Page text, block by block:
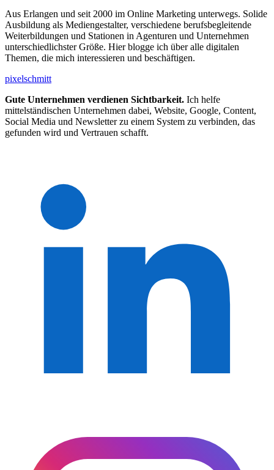
Aus Erlangen und seit 2000 im Online Marketing unterwegs. Solide
Ausbildung als Mediengestalter, verschiedene berufsbegleitende
Weiterbildungen und Stationen in Agenturen und Unternehmen
unterschiedlichster Größe. Hier blogge ich über alle digitalen
Themen, die mich interessieren und beschäftigen.
pixelschmitt
Gute Unternehmen verdienen Sichtbarkeit. Ich helfe
mittelständischen Unternehmen dabei, Website, Google, Content,
Social Media und Newsletter zu einem System zu verbinden, das
gefunden wird und Vertrauen schafft.